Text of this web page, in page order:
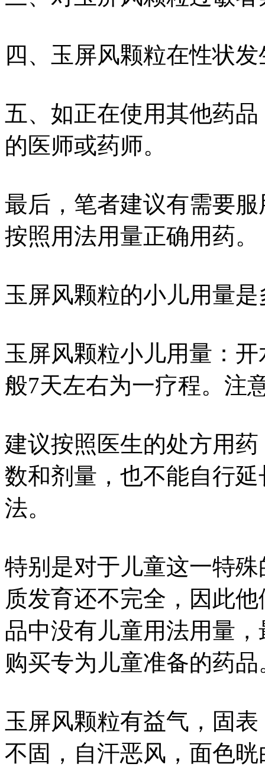
四、玉屏风颗粒在性状
五、如正在使用其他药
的医师或药师。
最后，笔者建议有需要
按照用法用量正确用药。
玉屏风颗粒的小儿用量是
玉屏风颗粒小儿用量：
般7天左右为一疗程。注
建议按照医生的处方用
数和剂量，也不能自行
法。
特别是对于儿童这一特
质发育还不完全，因此
品中没有儿童用法用量
购买专为儿童准备的药品
玉屏风颗粒有益气，固
不固，自汗恶风，面色